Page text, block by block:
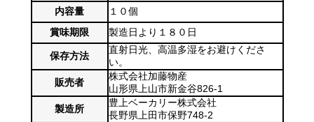
内容量
１０個
賞味期限
製造日より１８０日
保存方法
直射日光、高温多湿をお避けくださ
い。
販売者
株式会社加藤物産
山形県上山市新金谷826-1
製造所
豊上ベーカリー株式会社
長野県上田市保野748-2